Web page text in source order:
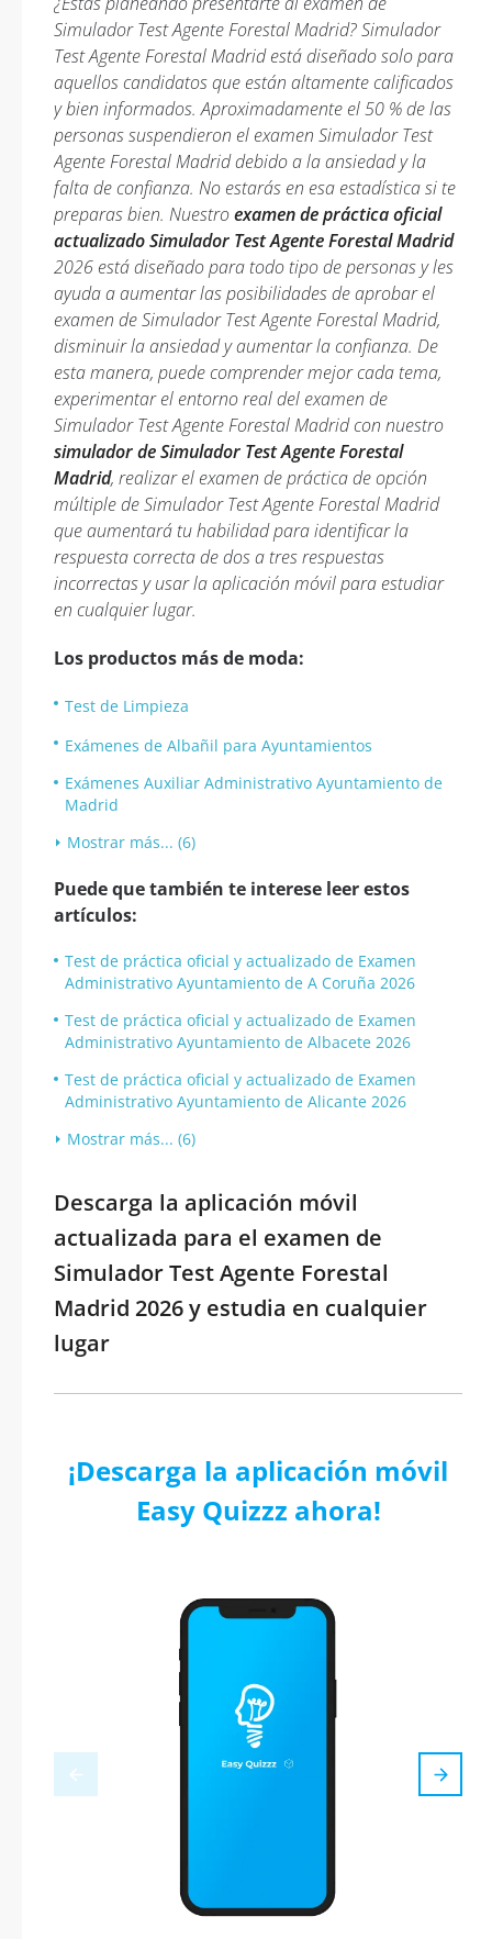
Simulador Test Agente Forestal Madrid? Simulador
Test Agente Forestal Madrid está diseñado solo para
aquellos candidatos que están altamente calificados
y bien informados. Aproximadamente el 50 % de las
personas suspendieron el examen Simulador Test
Agente Forestal Madrid debido a la ansiedad y la
falta de confianza. No estarás en esa estadística si te
preparas bien. Nuestroexamen de práctica oficial
actualizado Simulador Test Agente Forestal Madrid
2026 está diseñado para todo tipo de personas y les
ayuda a aumentar las posibilidades de aprobar el
examen de Simulador Test Agente Forestal Madrid,
disminuir la ansiedad y aumentar la confianza. De
esta manera, puede comprender mejor cada tema,
experimentar el entorno real del examen de
Simulador Test Agente Forestal Madrid con nuestro
simulador de Simulador Test Agente Forestal
Madrid, realizar el examen de práctica de opción
múltiple de Simulador Test Agente Forestal Madrid
que aumentará tu habilidad para identificar la
respuesta correcta de dos a tres respuestas
incorrectas y usar la aplicación móvil para estudiar
en cualquier lugar.
Los productos más de moda:
Test de Limpieza
Exámenes de Albañil para Ayuntamientos
Exámenes Auxiliar Administrativo Ayuntamiento de
Madrid
Mostrar más... (6)
Puede que también te interese leer estos
artículos:
Test de práctica oficial y actualizado de Examen
Administrativo Ayuntamiento de A Coruña 2026
Test de práctica oficial y actualizado de Examen
Administrativo Ayuntamiento de Albacete 2026
Test de práctica oficial y actualizado de Examen
Administrativo Ayuntamiento de Alicante 2026
Mostrar más... (6)
Descarga la aplicación móvil
actualizada para el examen de
Simulador Test Agente Forestal
Madrid 2026 y estudia en cualquier
lugar
¡Descarga la aplicación móvil
Easy Quizzz ahora!